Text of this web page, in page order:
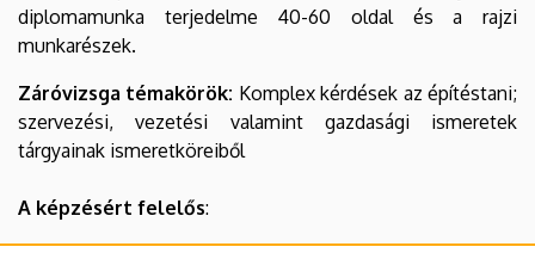
diplomamunka terjedelme 40-60 oldal és a rajzi
munkarészek.
Záróvizsga témakörök: Komplex kérdések az építéstani;
szervezési, vezetési valamint gazdasági ismeretek
tárgyainak ismeretköreiből
A képzésért felelős: